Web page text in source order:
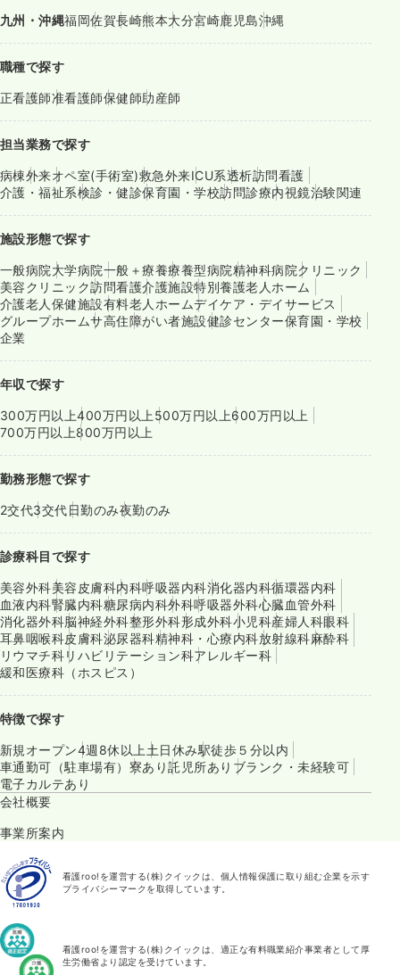
九州・沖縄福岡佐賀長崎熊本大分宮崎鹿児島沖縄
職種で探す
正看護師准看護師保健師助産師
担当業務で探す
病棟外来オペ室(手術室)救急外来ICU系透析訪問看護
介護・福祉系検診・健診保育園・学校訪問診療内視鏡治験関連
施設形態で探す
一般病院大学病院一般＋療養療養型病院精神科病院クリニック
美容クリニック訪問看護介護施設特別養護老人ホーム
介護老人保健施設有料老人ホームデイケア・デイサービス
グループホームサ高住障がい者施設健診センター保育園・学校
企業
年収で探す
300万円以上400万円以上 500万円以上600万円以上
700万円以上800万円以上
勤務形態で探す
2交代3交代日勤のみ夜勤のみ
診療科目で探す
美容外科美容皮膚科内科呼吸器内科消化器内科循環器内科
血液内科腎臓内科糖尿病内科外科呼吸器外科心臓血管外科
消化器外科脳神経外科整形外科形成外科小児科産婦人科眼科
耳鼻咽喉科皮膚科泌尿器科精神科・心療内科放射線科麻酔科
リウマチ科リハビリテーション科アレルギー科
緩和医療科（ホスピス）
特徴で探す
新規オープン4週8休以上 土日休み駅徒歩５分以内
車通勤可（駐車場有） 寮あり託児所あり ブランク・未経験可
電子カルテあり
会社概要
事業所案内
看護roo!を運営する(株)クイックは、個人情報保護に取り組む企業を示す
プライバシーマークを取得しています。
看護roo!を運営する(株)クイックは、適正な有料職業紹介事業者として厚
生労働省より認定を受けています。